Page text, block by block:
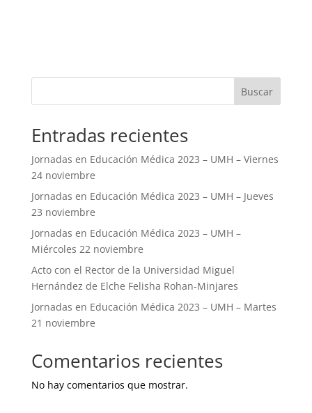
Buscar
Entradas recientes
Jornadas en Educación Médica 2023 – UMH – Viernes
24 noviembre
Jornadas en Educación Médica 2023 – UMH – Jueves
23 noviembre
Jornadas en Educación Médica 2023 – UMH –
Miércoles 22 noviembre
Acto con el Rector de la Universidad Miguel
Hernández de Elche Felisha Rohan-Minjares
Jornadas en Educación Médica 2023 – UMH – Martes
21 noviembre
Comentarios recientes
No hay comentarios que mostrar.